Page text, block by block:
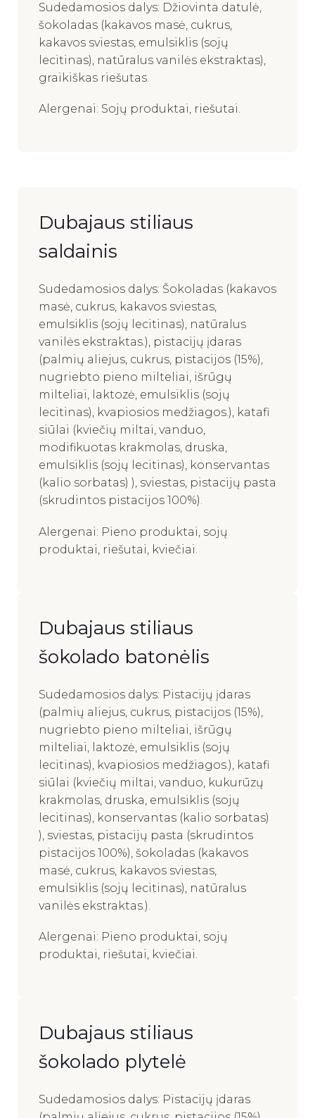
Sudedamosios dalys: Džiovinta datulė,
šokoladas (kakavos masė, cukrus,
kakavos sviestas, emulsiklis (sojų
lecitinas), natūralus vanilės ekstraktas),
graikiškas riešutas.
Alergenai: Sojų produktai, riešutai.
Dubajaus stiliaus
saldainis
Sudedamosios dalys: Šokoladas (kakavos
masė, cukrus, kakavos sviestas,
emulsiklis (sojų lecitinas), natūralus
vanilės ekstraktas.), pistacijų įdaras
(palmių aliejus, cukrus, pistacijos (15%),
nugriebto pieno milteliai, išrūgų
milteliai, laktozė, emulsiklis (sojų
lecitinas), kvapiosios medžiagos.), katafi
siūlai (kviečių miltai, vanduo,
modifikuotas krakmolas, druska,
emulsiklis (sojų lecitinas), konservantas
(kalio sorbatas) ), sviestas, pistacijų pasta
(skrudintos pistacijos 100%).
Alergenai: Pieno produktai, sojų
produktai, riešutai, kviečiai.
Dubajaus stiliaus
šokolado batonėlis
Sudedamosios dalys: Pistacijų įdaras
(palmių aliejus, cukrus, pistacijos (15%),
nugriebto pieno milteliai, išrūgų
milteliai, laktozė, emulsiklis (sojų
lecitinas), kvapiosios medžiagos.), katafi
siūlai (kviečių miltai, vanduo, kukurūzų
krakmolas, druska, emulsiklis (sojų
lecitinas), konservantas (kalio sorbatas)
), sviestas, pistacijų pasta (skrudintos
pistacijos 100%), šokoladas (kakavos
masė, cukrus, kakavos sviestas,
emulsiklis (sojų lecitinas), natūralus
vanilės ekstraktas.).
Alergenai: Pieno produktai, sojų
produktai, riešutai, kviečiai.
Dubajaus stiliaus
šokolado plytelė
Sudedamosios dalys: Pistacijų įdaras